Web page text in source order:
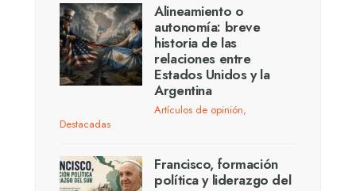
Alineamiento o
autonomía: breve
historia de las
relaciones entre
Estados Unidos y la
Argentina
Artículos de opinión,
Destacadas
Francisco, formación
política y liderazgo del